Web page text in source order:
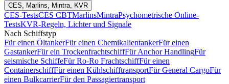
CES, Marlins, Mintra, KVR
CES-TestsCES CBTMarlinsMintraPsychometrische Online-
TestsKVR-Regeln, Lichter und Signale
Nach Schiffstyp
Für einen ÖltankerFür einen ChemikalientankerFür einen
GastankerFür ein TrockenfrachtschiffFür Anchor HandlingFür
seismische SchiffeFür Ro-Ro FrachtschiffFür einen
ContainerschiffFür einen KühlschifftransportFür General CargoFür
einen BulkcarrierFür den Passagiertransport